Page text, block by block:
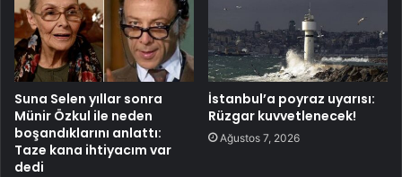
Suna Selen yıllar sonra
Münir Özkul ile neden
boşandıklarını anlattı:
Taze kana ihtiyacım var
dedi
İstanbul’a poyraz uyarısı:
Rüzgar kuvvetlenecek!
Ağustos 7, 2026